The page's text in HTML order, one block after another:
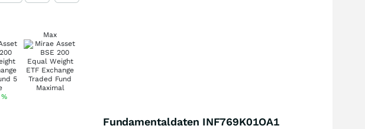
%
Max
Fundamentaldaten INF769K01OA1